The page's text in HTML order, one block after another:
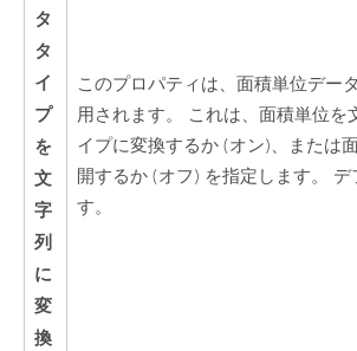
タ
タ
イ
プ
を
文
字
列
に
変
換
このプロパティは、面積単位デー
用されます。 これは、面積単位を
イプに変換するか (オン)、または
開するか (オフ) を指定します。
す。